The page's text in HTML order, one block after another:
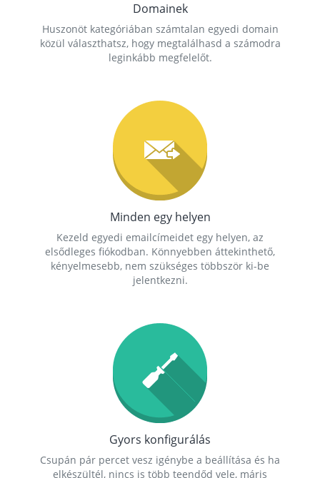
Domainek
Huszonöt kategóriában számtalan egyedi domain
közül választhatsz, hogy megtalálhasd a számodra
leginkább megfelelőt.
Minden egy helyen
Kezeld egyedi emailcímeidet egy helyen, az
elsődleges fiókodban. Könnyebben áttekinthető,
kényelmesebb, nem szükséges többször ki-be
jelentkezni.
Gyors konfigurálás
Csupán pár percet vesz igénybe a beállítása és ha
elkészültél, nincs is több teendőd vele, máris